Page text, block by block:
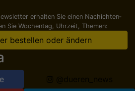
erhalten Sie einen Nachichten­
Sie Wochentag, Uhrzeit, Themen:
bestellen oder ändern